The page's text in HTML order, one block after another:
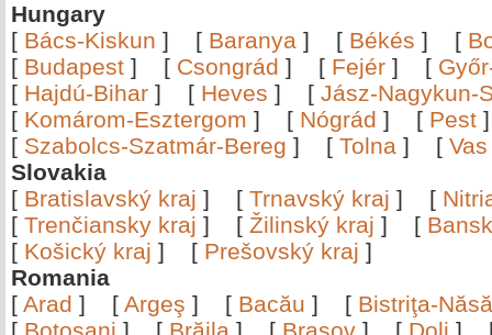
Hungary
[ Bács-Kiskun ] [ Baranya ] [ Békés ] [
[ Budapest ] [ Csongrád ] [ Fejér ] [
[ Hajdú-Bihar ] [ Heves ] [ Jász-Nagykun-
[ Komárom-Esztergom ] [ Nógrád ] [ Pest
[ Szabolcs-Szatmár-Bereg ] [ Tolna ] [ Vas
Slovakia
[ Bratislavský kraj ] [ Trnavský kraj ] [
[ Trenčiansky kraj ] [ Žilinský kraj ] [
[ Košický kraj ] [ Prešovský kraj ]
Romania
[ Arad ] [ Argeş ] [ Bacău ] [ Bistriţa-